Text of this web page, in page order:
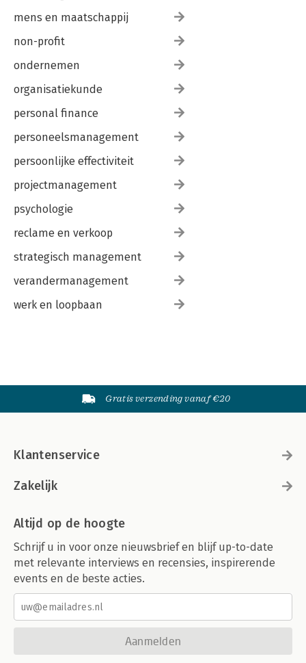
mens en maatschappij
non-profit
ondernemen
organisatiekunde
personal finance
personeelsmanagement
persoonlijke effectiviteit
projectmanagement
psychologie
reclame en verkoop
strategisch management
verandermanagement
werk en loopbaan
Gratis verzending vanaf €20
Klantenservice
Zakelijk
Altijd op de hoogte
Schrijf u in voor onze nieuwsbrief en blijf up-to-date
met relevante interviews en recensies, inspirerende
events en de beste acties.
Aanmelden